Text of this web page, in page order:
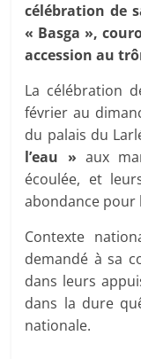
célébration de
« Basga »,
accession au
La célébration
février au
du palais du
l’eau » aux
écoulée, et
abondance pour
Contexte
demandé à sa
dans leurs
dans la dure
nationale.